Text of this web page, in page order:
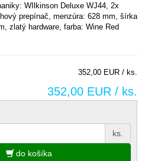
WIlkinson Deluxe WJ44, 2x
prepínač, menzúra: 628 mm, šírka
zlatý hardware, farba: Wine Red
352,00 EUR / ks.
352,00 EUR / ks.
ks.
do košíka